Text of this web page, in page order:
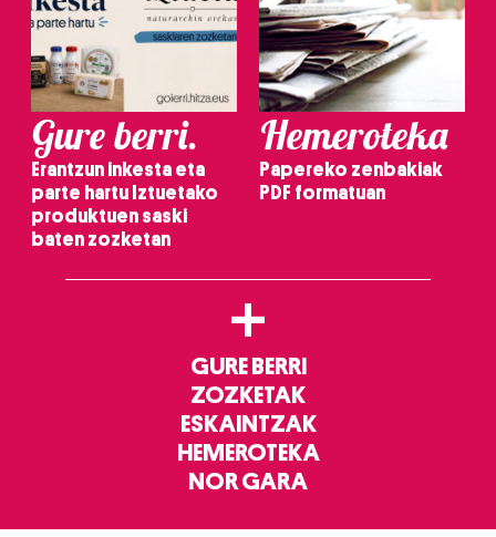
Gure berri.
Erantzun inkesta eta
parte hartu Iztuetako
produktuen saski
baten zozketan
Hemeroteka
Papereko zenbakiak
PDF formatuan
+
GURE BERRI
ZOZKETAK
ESKAINTZAK
HEMEROTEKA
NOR GARA